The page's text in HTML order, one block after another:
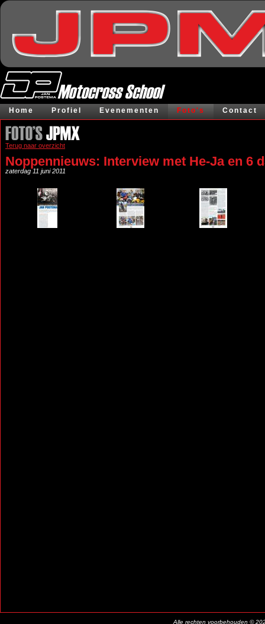
Home Profiel Evenementen Foto's Contact
Terug naar overzicht
Noppennieuws: Interview met He-Ja en 6
zaterdag 11 juni 2011
Alle rechten voorbehouden ©